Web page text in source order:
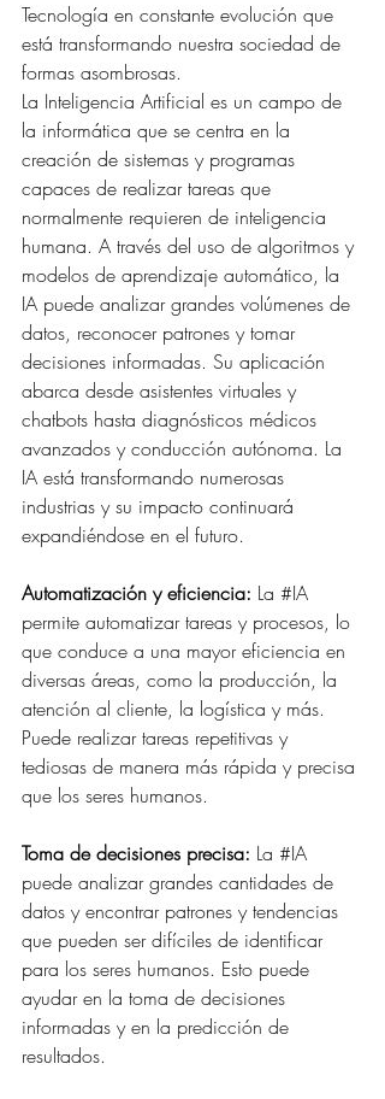
Tecnología en constante evolución que
está transformando nuestra sociedad de
formas asombrosas.
La Inteligencia Artificial es un campo de
la informática que se centra en la
creación de sistemas y programas
capaces de realizar tareas que
normalmente requieren de inteligencia
humana. A través del uso de algoritmos y
modelos de aprendizaje automático, la
IA puede analizar grandes volúmenes de
datos, reconocer patrones y tomar
decisiones informadas. Su aplicación
abarca desde asistentes virtuales y
chatbots hasta diagnósticos médicos
avanzados y conducción autónoma. La
IA está transformando numerosas
industrias y su impacto continuará
expandiéndose en el futuro.
Automatización y eficiencia: La #IA
permite automatizar tareas y procesos, lo
que conduce a una mayor eficiencia en
diversas áreas, como la producción, la
atención al cliente, la logística y más.
Puede realizar tareas repetitivas y
tediosas de manera más rápida y precisa
que los seres humanos.
Toma de decisiones precisa: La #IA
puede analizar grandes cantidades de
datos y encontrar patrones y tendencias
que pueden ser difíciles de identificar
para los seres humanos. Esto puede
ayudar en la toma de decisiones
informadas y en la predicción de
resultados.